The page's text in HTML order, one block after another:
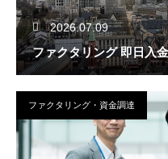
2026.07.09
ファクタリング 即日入
ファクタリング・資金調達